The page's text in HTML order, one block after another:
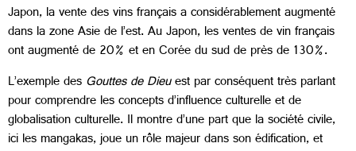
Japon, la vente des vins français a considérablement augmenté
dans la zone Asie de l’est. Au Japon, les ventes de vin français
ont augmenté de 20% et en Corée du sud de près de 130%.
L’exemple desGouttes de Dieuest par conséquent très parlant
pour comprendre les concepts d’influence culturelle et de
globalisation culturelle. Il montre d’une part que la société civile,
ici les mangakas, joue un rôle majeur dans son édification, et